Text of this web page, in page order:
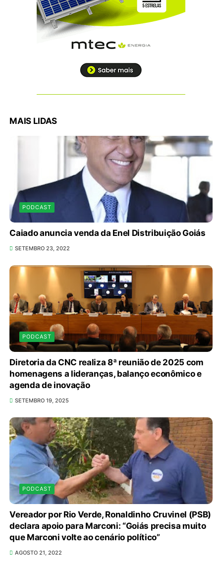
MAIS LIDAS
PODCAST
Caiado anuncia venda da Enel Distribuição Goiás
SETEMBRO 23, 2022
PODCAST
Diretoria da CNC realiza 8ª reunião de 2025 com
homenagens a lideranças, balanço econômico e
agenda de inovação
SETEMBRO 19, 2025
PODCAST
Vereador por Rio Verde, Ronaldinho Cruvinel (PSB)
declara apoio para Marconi: “Goiás precisa muito
que Marconi volte ao cenário político”
AGOSTO 21, 2022